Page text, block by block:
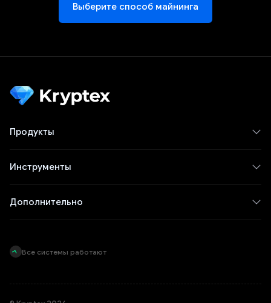
Выберите способ майнинга
Продукты
Инструменты
Дополнительно
Все системы работают